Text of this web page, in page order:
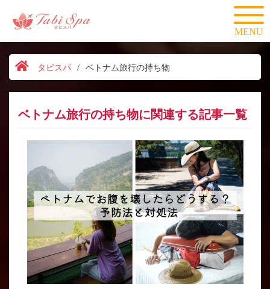
MENU
タビスパ / ベトナム旅行の持ち物
ベトナム旅行の持ち物に関連する記事一覧